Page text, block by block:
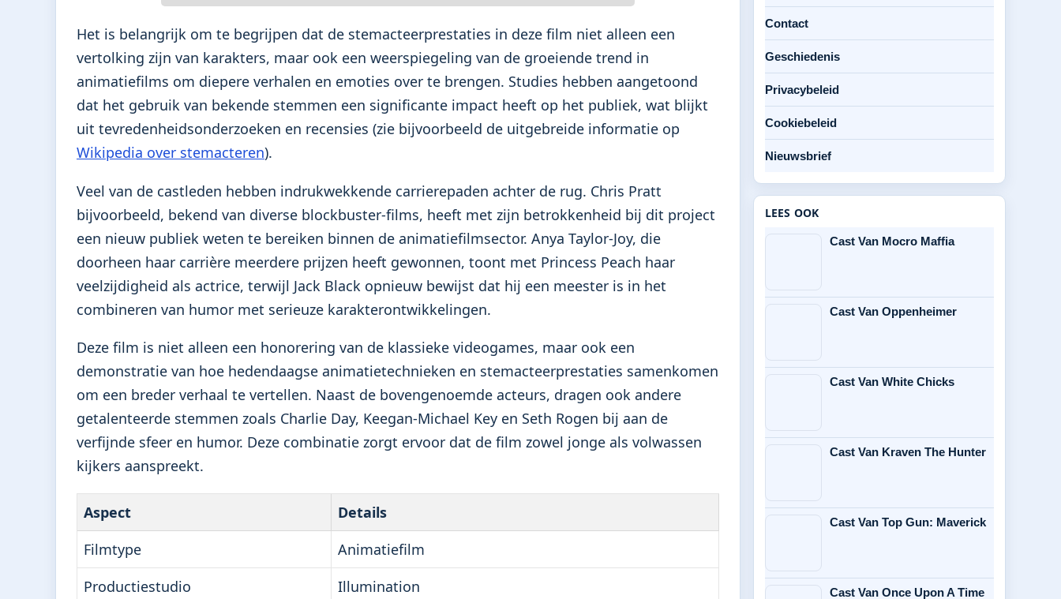
Het is belangrijk om te begrijpen dat de stemacteerprestaties in deze film niet alleen een
vertolking zijn van karakters, maar ook een weerspiegeling van de groeiende trend in
animatiefilms om diepere verhalen en emoties over te brengen. Studies hebben aangetoond
dat het gebruik van bekende stemmen een significante impact heeft op het publiek, wat blijkt
uit tevredenheidsonderzoeken en recensies (zie bijvoorbeeld de uitgebreide informatie op
Wikipedia over stemacteren).
Veel van de castleden hebben indrukwekkende carrierepaden achter de rug. Chris Pratt
bijvoorbeeld, bekend van diverse blockbuster-films, heeft met zijn betrokkenheid bij dit project
een nieuw publiek weten te bereiken binnen de animatiefilmsector. Anya Taylor-Joy, die
doorheen haar carrière meerdere prijzen heeft gewonnen, toont met Princess Peach haar
veelzijdigheid als actrice, terwijl Jack Black opnieuw bewijst dat hij een meester is in het
combineren van humor met serieuze karakterontwikkelingen.
Deze film is niet alleen een honorering van de klassieke videogames, maar ook een
demonstratie van hoe hedendaagse animatietechnieken en stemacteerprestaties samenkomen
om een breder verhaal te vertellen. Naast de bovengenoemde acteurs, dragen ook andere
getalenteerde stemmen zoals Charlie Day, Keegan-Michael Key en Seth Rogen bij aan de
verfijnde sfeer en humor. Deze combinatie zorgt ervoor dat de film zowel jonge als volwassen
kijkers aanspreekt.
Aspect
Details
Filmtype
Animatiefilm
Productiestudio
Illumination
Contact
Geschiedenis
Privacybeleid
Cookiebeleid
Nieuwsbrief
LEES OOK
Cast Van Mocro Maffia
Cast Van Oppenheimer
Cast Van White Chicks
Cast Van Kraven The Hunter
Cast Van Top Gun: Maverick
Cast Van Once Upon A Time